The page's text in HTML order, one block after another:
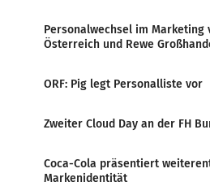
Personalwechsel im Marketing
Österreich und Rewe
ORF: Pig legt Personalliste vor
Zweiter Cloud Day an der FH
Coca-Cola präsentiert
Markenidentität